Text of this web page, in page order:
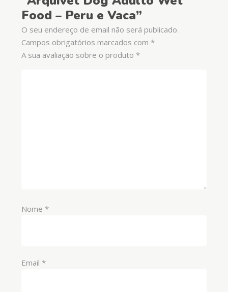
Food – Peru e Vaca”
O seu endereço de email não será publicado.
Campos obrigatórios marcados com *
A sua avaliação sobre o produto *
Nome *
Email *